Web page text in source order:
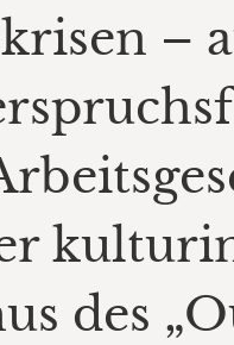
–
des